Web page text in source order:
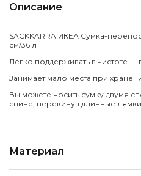
Описание
SACKKARRA ИКЕА Сумка-
см/36 л
Легко поддерживать в чистоте
Занимает мало места при
Вы можете носить сумку двумя
спине, перекинув длинные
Материал